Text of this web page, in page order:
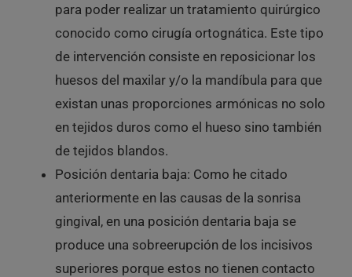
para poder realizar un tratamiento quirúrgico
conocido como cirugía ortognática. Este tipo
de intervención consiste en reposicionar los
huesos del maxilar y/o la mandíbula para que
existan unas proporciones armónicas no solo
en tejidos duros como el hueso sino también
de tejidos blandos.
Posición dentaria baja: Como he citado
anteriormente en las causas de la sonrisa
gingival, en una posición dentaria baja se
produce una sobreerupción de los incisivos
superiores porque estos no tienen contacto